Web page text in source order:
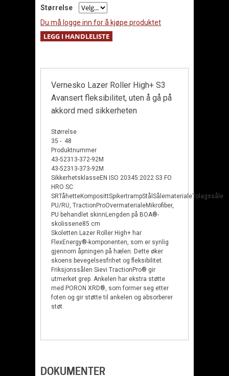
Størrelse
Du må logge inn for å kjøpe produktet
Vernesko Lazer Roller High+ S3
Avansert fleksibilitet, uten å gå på
akkord med sikkerheten
Størrelse
35 - 48
Produktnummer
43-52313-372-92M
43-52313-373-92M
SikkerhetsklasseEN ISO 20345:2022 S3 FO
HRO SC
SRTåhetteKomposittSpikertrampStålSålematerialeTolagssåle
PU/RU, TractionProOvermaterialeMikrofiber,
PU behandlet skinnLengden på BOA®-
skolissene85 cm
Skoletten Lazer Roller High+ har
FlexEnergy®-komponenten, som er synlig
gjennom åpningen på hælen. Dette øker
skoens bevegelsesfrihet og fleksibilitet.
Friksjonssålen Sievi TractionPro® gir
utmerket grep. Ankelen har ekstra støtte
med PORON XRD®, som former seg etter
foten og gir støtte til ankelen og absorberer
støt.
DOKUMENTER